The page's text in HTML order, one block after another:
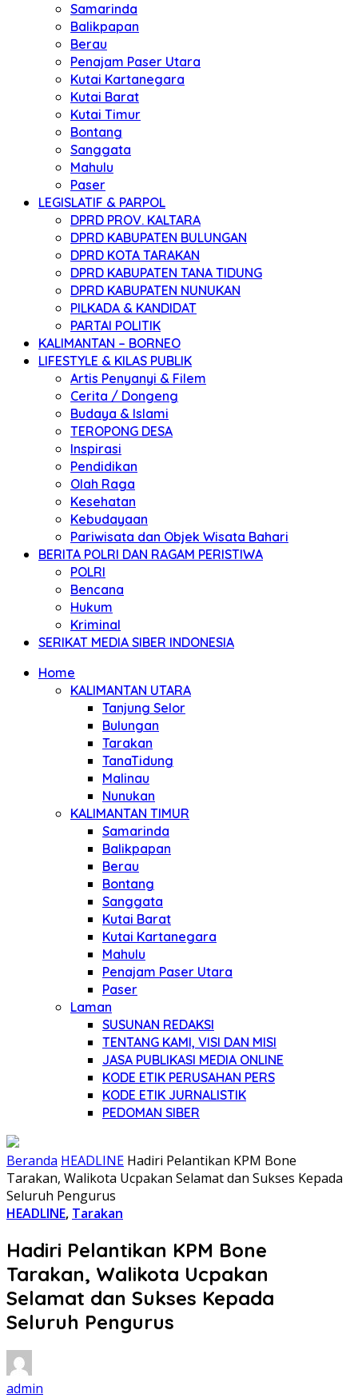
Samarinda
Balikpapan
Berau
Penajam Paser Utara
Kutai Kartanegara
Kutai Barat
Kutai Timur
Bontang
Sanggata
Mahulu
Paser
LEGISLATIF & PARPOL
DPRD PROV. KALTARA
DPRD KABUPATEN BULUNGAN
DPRD KOTA TARAKAN
DPRD KABUPATEN TANA TIDUNG
DPRD KABUPATEN NUNUKAN
PILKADA & KANDIDAT
PARTAI POLITIK
KALIMANTAN – BORNEO
LIFESTYLE & KILAS PUBLIK
Artis Penyanyi & Filem
Cerita / Dongeng
Budaya & Islami
TEROPONG DESA
Inspirasi
Pendidikan
Olah Raga
Kesehatan
Kebudayaan
Pariwisata dan Objek Wisata Bahari
BERITA POLRI DAN RAGAM PERISTIWA
POLRI
Bencana
Hukum
Kriminal
SERIKAT MEDIA SIBER INDONESIA
Home
KALIMANTAN UTARA
Tanjung Selor
Bulungan
Tarakan
TanaTidung
Malinau
Nunukan
KALIMANTAN TIMUR
Samarinda
Balikpapan
Berau
Bontang
Sanggata
Kutai Barat
Kutai Kartanegara
Mahulu
Penajam Paser Utara
Paser
Laman
SUSUNAN REDAKSI
TENTANG KAMI, VISI DAN MISI
JASA PUBLIKASI MEDIA ONLINE
KODE ETIK PERUSAHAN PERS
KODE ETIK JURNALISTIK
PEDOMAN SIBER
Beranda HEADLINE Hadiri Pelantikan KPM Bone
Tarakan, Walikota Ucpakan Selamat dan Sukses Kepada
Seluruh Pengurus
HEADLINE, Tarakan
Hadiri Pelantikan KPM Bone
Tarakan, Walikota Ucpakan
Selamat dan Sukses Kepada
Seluruh Pengurus
admin